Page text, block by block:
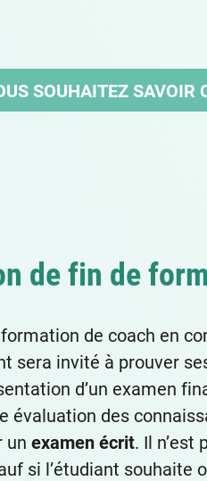
SOUHAITEZ SAVOIR
de fin de
formation de coach en
sera invité à prouver
d’un examen
évaluation des
un examen écrit. Il n’est
si l’étudiant souhaite